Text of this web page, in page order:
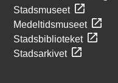
Stadsmuseet
Medeltidsmuseet
Stadsbiblioteket
Stadsarkivet